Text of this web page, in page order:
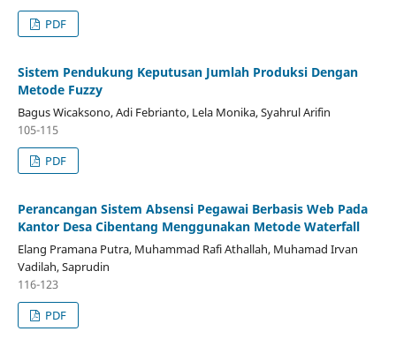
PDF
Sistem Pendukung Keputusan Jumlah Produksi Dengan
Metode Fuzzy
Bagus Wicaksono, Adi Febrianto, Lela Monika, Syahrul Arifin
105-115
PDF
Perancangan Sistem Absensi Pegawai Berbasis Web Pada
Kantor Desa Cibentang Menggunakan Metode Waterfall
Elang Pramana Putra, Muhammad Rafi Athallah, Muhamad Irvan
Vadilah, Saprudin
116-123
PDF